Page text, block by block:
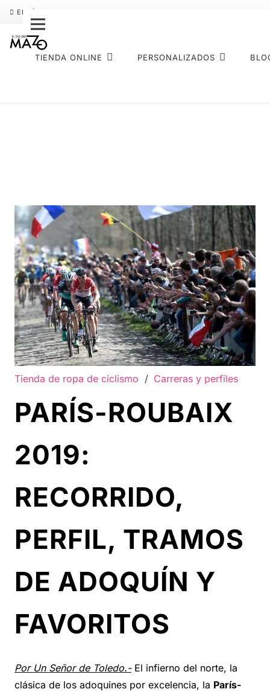
ENVÍO GRATIS
TIENDA ONLINE PERSONALIZADOS
Tienda de ropa de ciclismo / Carreras y perfiles
PARÍS-ROUBAIX
2019:
RECORRIDO,
PERFIL, TRAMOS
DE ADOQUÍN Y
FAVORITOS
Por Un Señor de Toledo.-El infierno del norte, la
clásica de los adoquines por excelencia, la París-